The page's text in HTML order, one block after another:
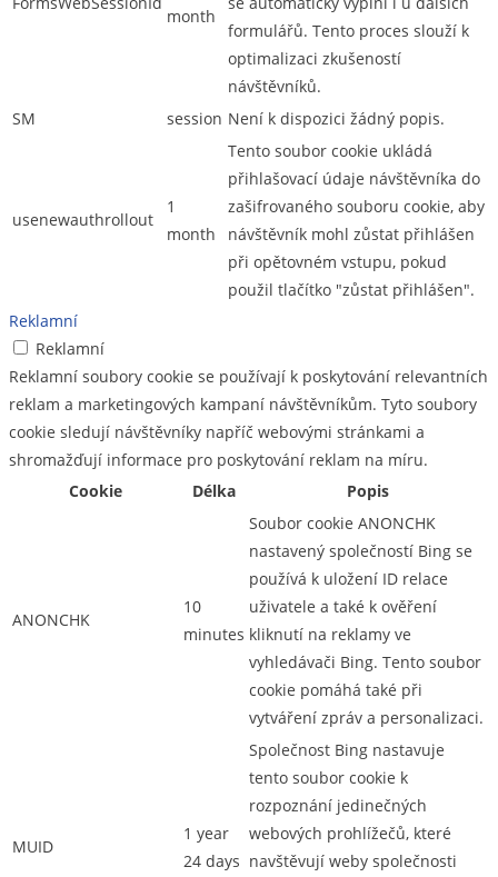
month
formulářů. Tento proces slouží k
optimalizaci zkušeností
návštěvníků.
SM
session Není k dispozici žádný popis.
usenewauthrollout
1
month
Tento soubor cookie ukládá
přihlašovací údaje návštěvníka do
zašifrovaného souboru cookie, aby
návštěvník mohl zůstat přihlášen
při opětovném vstupu, pokud
použil tlačítko "zůstat přihlášen".
Reklamní
Reklamní
Reklamní soubory cookie se používají k poskytování relevantních
reklam a marketingových kampaní návštěvníkům. Tyto soubory
cookie sledují návštěvníky napříč webovými stránkami a
shromažďují informace pro poskytování reklam na míru.
Cookie
Délka Popis
ANONCHK
10
minutes
Soubor cookie ANONCHK
nastavený společností Bing se
používá k uložení ID relace
uživatele a také k ověření
kliknutí na reklamy ve
vyhledávači Bing. Tento soubor
cookie pomáhá také při
vytváření zpráv a personalizaci.
MUID
1 year
24 days
Společnost Bing nastavuje
tento soubor cookie k
rozpoznání jedinečných
webových prohlížečů, které
navštěvují weby společnosti